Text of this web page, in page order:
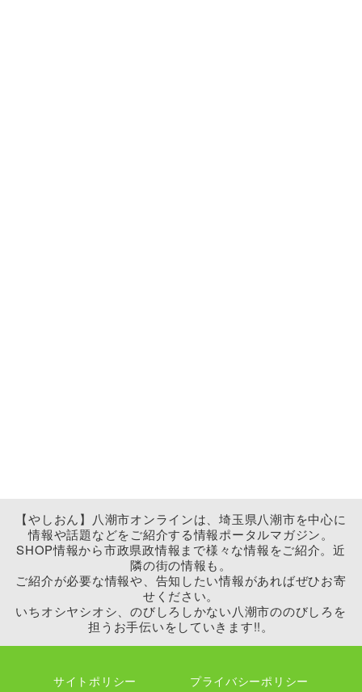
【やしおん】八潮市オンラインは、埼玉県八潮市を中心に
情報や話題などをご紹介する情報ポータルマガジン。
SHOP情報から市政県政情報まで様々な情報をご紹介。近
隣の街の情報も。
ご紹介が必要な情報や、告知したい情報があればぜひお寄
せください。
いちオシヤシオシ、のびしろしかない八潮市ののびしろを
担うお手伝いをしていきます!!。
サイトポリシー プライバシーポリシー